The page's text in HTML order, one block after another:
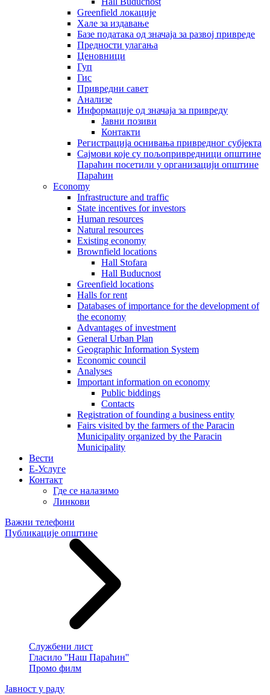
Greenfield локације
Хале за издавање
Базе података од значаја за развој привреде
Предности улагања
Ценовници
Гуп
Гис
Привредни савет
Aнализе
Информације од значаја за привреду
Јавни позиви
Контакти
Регистрација оснивања привредног субјекта
Сајмови које су пољопривредници општине
Параћин посетили у организацији општине
Параћин
Economy
Infrastructure and traffic
State incentives for investors
Human resources
Natural resources
Existing economy
Brownfield locations
Hall Stofara
Hall Buducnost
Greenfield locations
Halls for rent
Databases of importance for the development of
the economy
Advantages of investment
General Urban Plan
Geographic Information System
Еconomic council
Analyses
Important information on economy
Public biddings
Contacts
Registration of founding a business entity
Fairs visited by the farmers of the Paracin
Municipality organized by the Paracin
Municipality
Вести
E-Услуге
Контакт
Где се налазимо
Линкови
Важни телефони
Публикације општине
Службени лист
Гласило ''Наш Параћин''
Промо филм
Јавност у раду